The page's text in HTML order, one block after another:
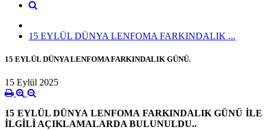
15 EYLÜL DÜNYA LENFOMA FARKINDALIK ...
15 EYLÜL DÜNYA LENFOMA FARKINDALIK GÜNÜ.
15 Eylül 2025
15 EYLÜL DÜNYA LENFOMA FARKINDALIK GÜNÜ İLE
İLGİLİ AÇIKLAMALARDA BULUNULDU..